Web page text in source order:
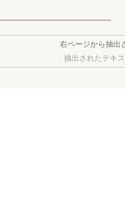
右ページから抽出
抽出されたテキ